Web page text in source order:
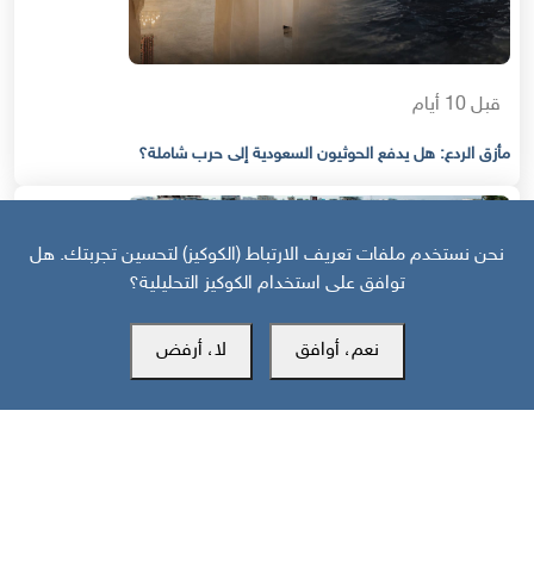
قبل 10 أيام
مأزق الردع: هل يدفع الحوثيون السعودية إلى حرب شاملة؟
نحن نستخدم ملفات تعريف الارتباط (الكوكيز) لتحسين تجربتك. هل
توافق على استخدام الكوكيز التحليلية؟
نعم، أوافق لا، أرفض